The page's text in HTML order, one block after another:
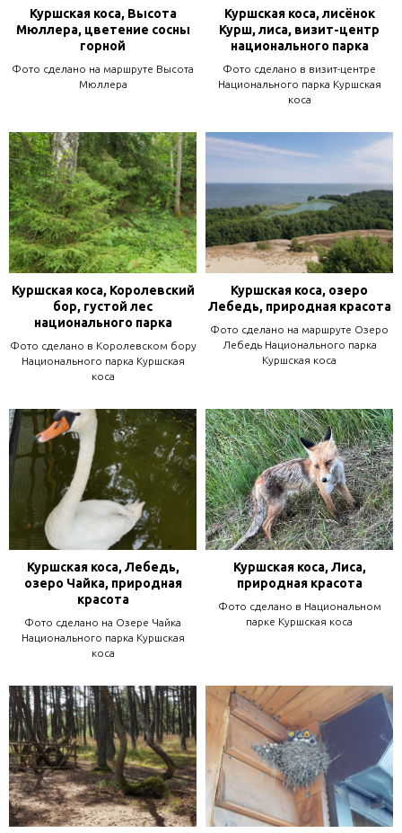
Куршская коса, Высота
Мюллера, цветение сосны
горной
Фото сделано на маршруте Высота
Мюллера
Куршская коса, лисёнок
Курш, лиса, визит-центр
национального парка
Фото сделано в визит-центре
Национального парка Куршская
коса
Куршская коса, Королевский
бор, густой лес
национального парка
Фото сделано в Королевском бору
Национального парка Куршская
коса
Куршская коса, озеро
Лебедь, природная красота
Фото сделано на маршруте Озеро
Лебедь Национального парка
Куршская коса
Куршская коса, Лебедь,
озеро Чайка, природная
красота
Фото сделано на Озере Чайка
Национального парка Куршская
коса
Куршская коса, Лиса,
природная красота
Фото сделано в Национальном
парке Куршская коса